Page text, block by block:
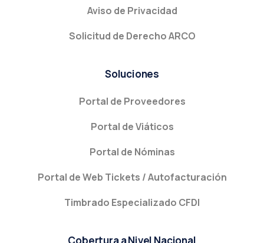
Aviso de Privacidad
Solicitud de Derecho ARCO
Soluciones
Portal de Proveedores
Portal de Viáticos
Portal de Nóminas
Portal de Web Tickets / Autofacturación
Timbrado Especializado CFDI